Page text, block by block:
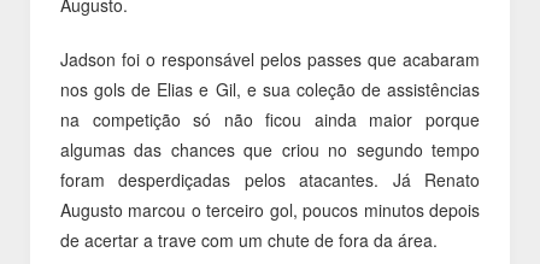
Augusto.
Jadson foi o responsável pelos passes que acabaram
nos gols de Elias e Gil, e sua coleção de assistências
na competição só não ficou ainda maior porque
algumas das chances que criou no segundo tempo
foram desperdiçadas pelos atacantes. Já Renato
Augusto marcou o terceiro gol, poucos minutos depois
de acertar a trave com um chute de fora da área.